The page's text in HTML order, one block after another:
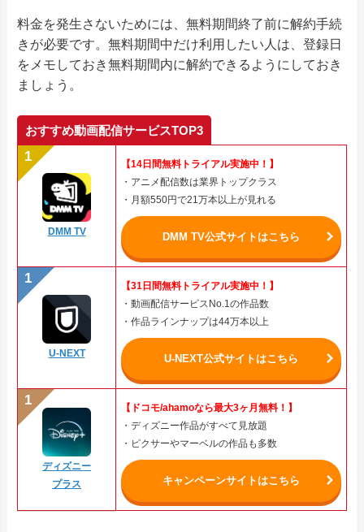
料金を発生さないためには、無料期間終了前に解約手続
きが必要です。無料期間中だけ利用したい人は、登録日
をメモしておき無料期間内に解約できるようにしておき
ましょう。
おすすめ動画配信サービスTOP3
DMM TV
【14日間無料トライアル実施中！】
・アニメ配信数は業界トップクラス
・月額550円で21万本以上が見れる
DMM TV公式サイトはこちら
U-NEXT
【31日間無料トライアル実施中！】
・動画配信サービスNo.1の作品数
・作品ラインナップは44万本以上
U-NEXT公式サイトはこちら
ディズニー
プラス
【ドコモ/ahamoなら最大3ヶ月無料！】
・ディズニー作品がすべて見放題
・ピクサーやマーベルの作品も多数
キャンペーンサイトはこちら